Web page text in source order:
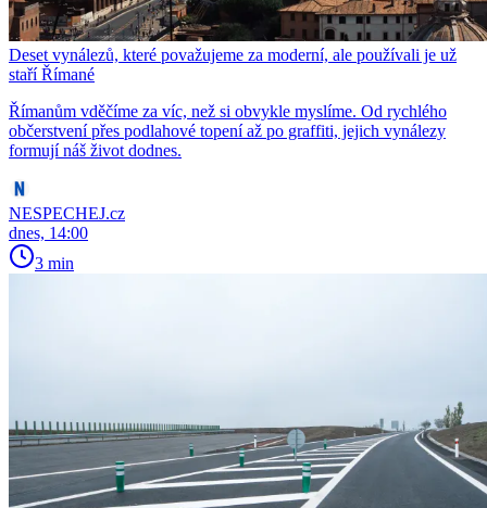
Deset vynálezů, které považujeme za moderní, ale používali je už
staří Římané
Římanům vděčíme za víc, než si obvykle myslíme. Od rychlého
občerstvení přes podlahové topení až po graffiti, jejich vynálezy
formují náš život dodnes.
NESPECHEJ.cz
dnes, 14:00
3 min